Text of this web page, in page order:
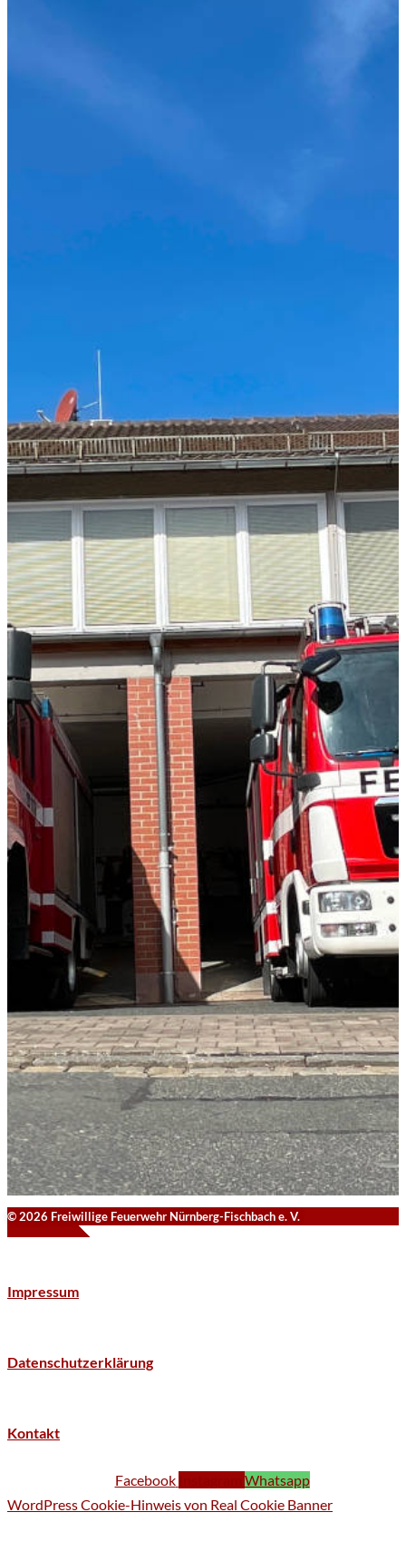
© 2026 Freiwillige Feuerwehr Nürnberg-Fischbach e. V.
Impressum
Datenschutzerklärung
Kontakt
Facebook
Whatsapp
WordPress Cookie-Hinweis von Real Cookie Banner